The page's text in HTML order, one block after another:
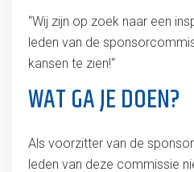
“Wij zijn op zoek naar een
leden van de
kansen te zien!“
WAT GA JE DOEN?
Als voorzitter van de
leden van deze commissie